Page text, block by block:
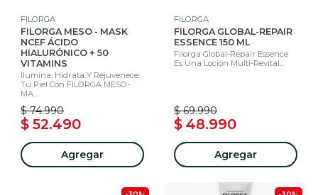
FILORGA
FILORGA MESO - MASK
NCEF ÁCIDO
HIALURÓNICO + 50
VITAMINS
Ilumina, Hidrata Y Rejuvenece
Tu Piel Con FILORGA MESO-
MA...
$ 74.990
$ 52.490
Agregar
FILORGA
FILORGA GLOBAL-REPAIR
ESSENCE 150 ML
Filorga Global-Repair Essence
Es Una Loción Multi-Revital...
$ 69.990
$ 48.990
Agregar